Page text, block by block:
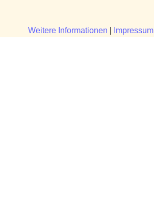
Weitere Informationen Impressum